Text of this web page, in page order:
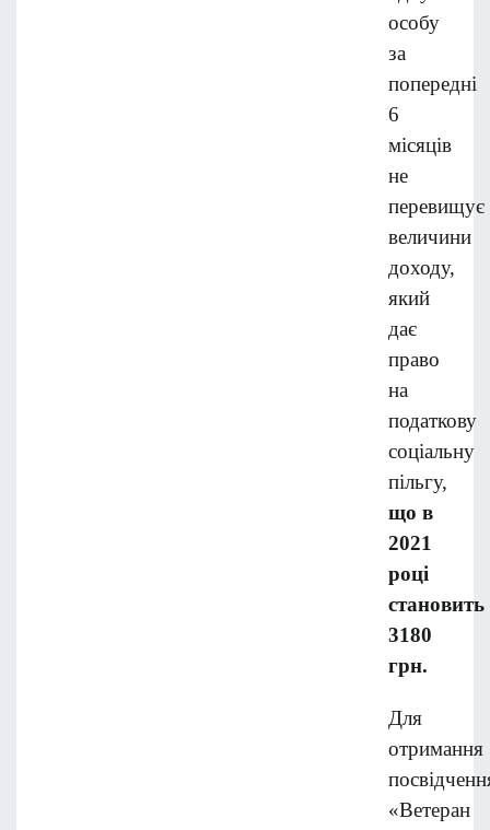
особу
за
попередні
6
місяців
не
перевищує
величини
доходу,
який
дає
право
на
податкову
соціальну
пільгу,
що в
2021
році
становить
3180
грн.
Для
отримання
«Ветеран